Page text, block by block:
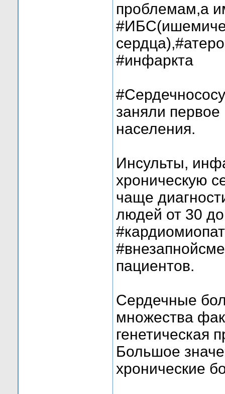
проблемам,а
#инфаркта
заняли
населения.
Инсульты,
хроническую
чаще
людей от 30
пациентов.
Сердечные
множества
генетическая
Большое
хронические